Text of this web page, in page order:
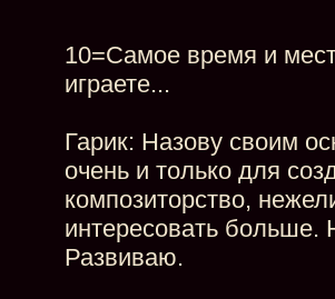
10=Самое время и
играете...
Гарик: Назову своим
очень и только для
композиторство,
интересовать больше.
Развиваю.